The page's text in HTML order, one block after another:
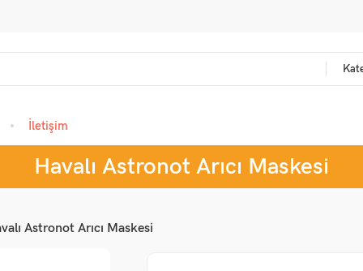
İletişim
Havalı Astronot Arıcı Maskesi
Astronot Arıcı Maskesi